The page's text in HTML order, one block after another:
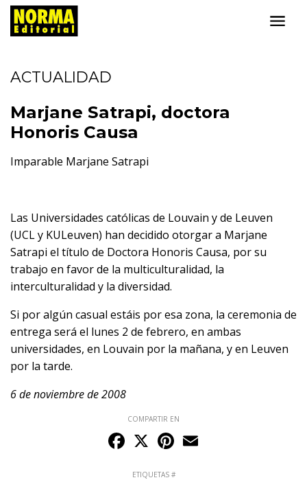
ACTUALIDAD
Marjane Satrapi, doctora
Honoris Causa
Imparable Marjane Satrapi
Las Universidades católicas de Louvain y de Leuven
(UCL y KULeuven) han decidido otorgar a Marjane
Satrapi el título de Doctora Honoris Causa, por su
trabajo en favor de la multiculturalidad, la
interculturalidad y la diversidad.
Si por algún casual estáis por esa zona, la ceremonia de
entrega será el lunes 2 de febrero, en ambas
universidades, en Louvain por la mañana, y en Leuven
por la tarde.
6 de noviembre de 2008
COMPARTIR EN
Facebook
X Pinterest
ETIQUETAS #